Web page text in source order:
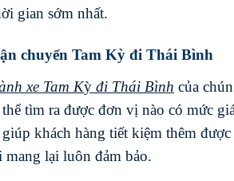
gian sớm nhất.
chuyển Tam Kỳ đi Thái Bình
xe Tam Kỳ đi Thái Bình của
tìm ra được đơn vị nào có mức
khách hàng tiết kiệm thêm
lại luôn đảm bảo.